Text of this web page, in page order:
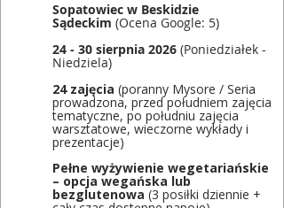
Sopatowiec w Beskidzie
Sądeckim (Ocena Google: 5)
24 - 30 sierpnia 2026 (Poniedziałek -
Niedziela)
24 zajęcia (poranny Mysore / Seria
prowadzona, przed południem zajęcia
tematyczne, po południu zajęcia
warsztatowe, wieczorne wykłady i
prezentacje)
Pełne wyżywienie wegetariańskie
– opcja wegańska lub
bezglutenowa (3 posiłki dziennie +